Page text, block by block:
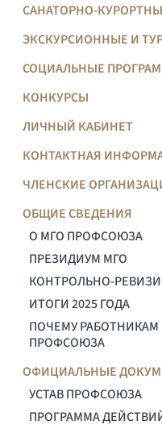
САНАТОРНО-
ЭКСКУРСИОННЫЕ И
СОЦИАЛЬНЫЕ
КОНКУРСЫ
ЛИЧНЫЙ КАБИНЕТ
КОНТАКТНАЯ
ЧЛЕНСКИЕ
ОБЩИЕ СВЕДЕНИЯ
О МГО ПРОФСОЮЗА
ПРЕЗИДИУМ МГО
КОНТРОЛЬНО-
ИТОГИ 2025 ГОДА
ПОЧЕМУ
ПРОФСОЮЗА
ОФИЦИАЛЬНЫЕ
УСТАВ ПРОФСОЮЗА
ПРОГРАММА